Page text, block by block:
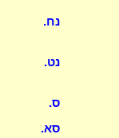
נח.
נט.
ס.
סא.